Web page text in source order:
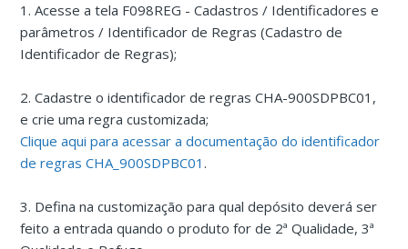
1. Acesse a tela F098REG - Cadastros / Identificadores e
parâmetros / Identificador de Regras (Cadastro de
Identificador de Regras);
2. Cadastre o identificador de regras CHA-900SDPBC01,
e crie uma regra customizada;
Clique aqui para acessar a documentação do identificador
de regras CHA_900SDPBC01.
3. Defina na customização para qual depósito deverá ser
feito a entrada quando o produto for de 2ª Qualidade, 3ª